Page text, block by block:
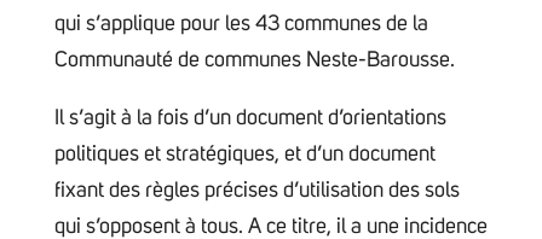
qui s’applique pour les 43 communes de la
Communauté de communes Neste-Barousse.
Il s’agit à la fois d’un document d’orientations
politiques et stratégiques, et d’un document
fixant des règles précises d’utilisation des sols
qui s’opposent à tous. A ce titre, il a une incidence